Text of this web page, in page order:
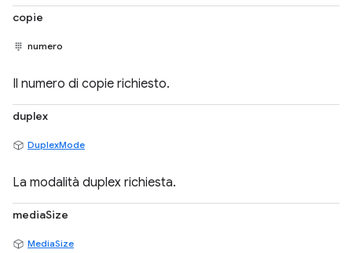
copie
numero
Il numero di copie richiesto.
duplex
DuplexMode
La modalità duplex richiesta.
mediaSize
MediaSize